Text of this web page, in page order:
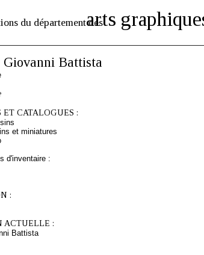
du département des
arts
Battista
CATALOGUES :
et miniatures
d'inventaire :
:
ACTUELLE :
Battista